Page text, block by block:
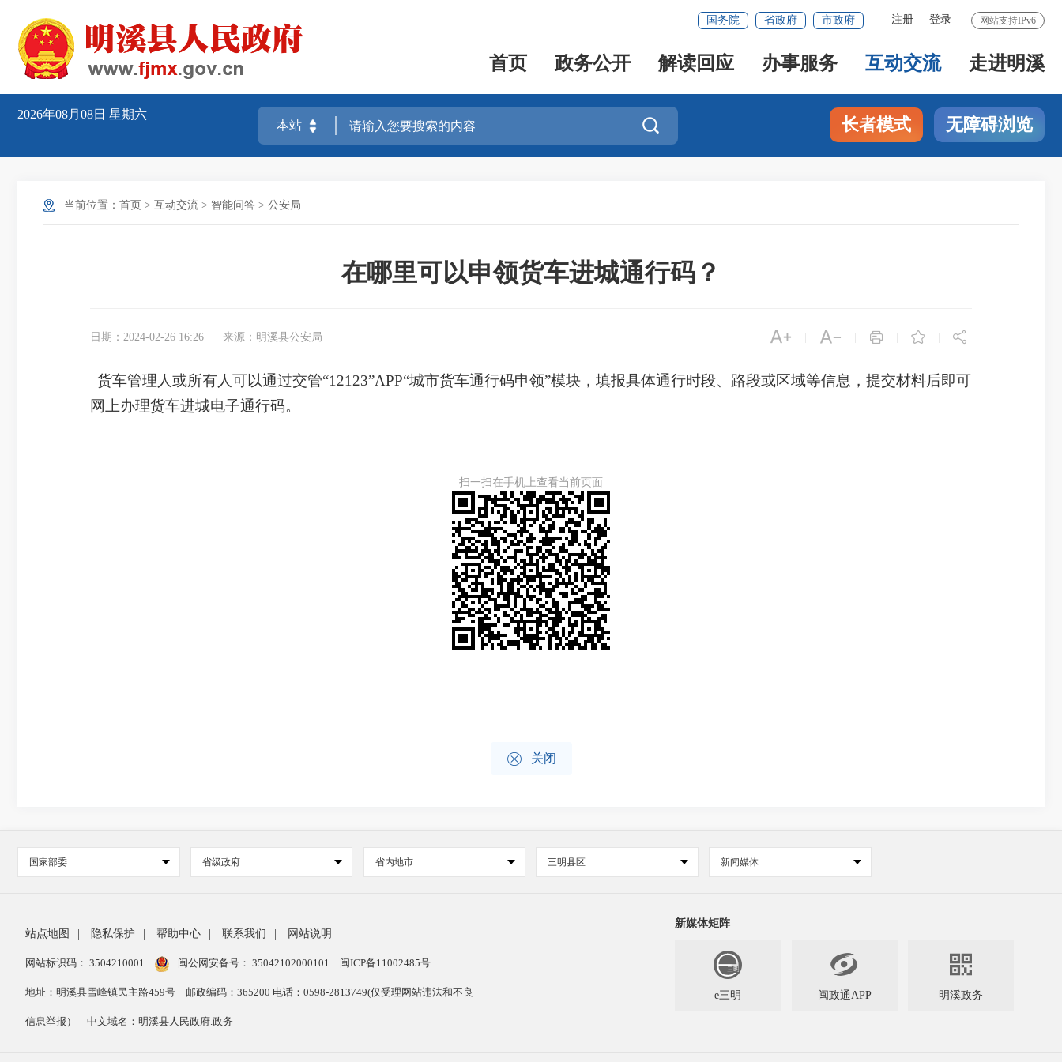
网站支持IPv6
注册 登录
国务院 省政府 市政府
首页 政务公开 解读回应 办事服务 互动交流 走进明溪
2026年08月08日 星期六
 长者模式 无障碍浏览
当前位置： 首页 > 互动交流 > 智能问答 > 公安局
在哪里可以申领货车进城通行码？
日期：2024-02-26 16:26 来源：明溪县公安局     
货车管理人或所有人可以通过交管“12123”APP“城市货车通行码申领”模块，填报具体通行时段、路段或区域等信息，提交材料后即可
网上办理货车进城电子通行码。
扫一扫在手机上查看当前页面
 关闭
国家部委 省级政府 省内地市 三明县区 新闻媒体
站点地图 隐私保护 帮助中心 联系我们 网站说明
网站标识码： 3504210001 闽公网安备号： 35042102000101 闽ICP备11002485号
地址：明溪县雪峰镇民主路459号 邮政编码：365200 电话：0598-2813749(仅受理网站违法和不良
信息举报） 中文域名：明溪县人民政府.政务
新媒体矩阵
e三明

闽政通APP

明溪政务